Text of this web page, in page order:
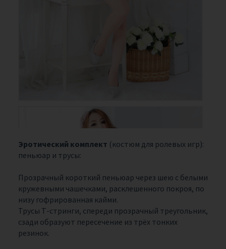
Эротический комплект (костюм для ролевых игр):
пеньюар и трусы:
Прозрачный короткий пеньюар через шею с белыми
кружевными чашечками, расклешенного покроя, по
низу гофрированная кайми.
Трусы Т-стринги, спереди прозрачный треугольник,
сзади образуют пересечение из трёх тонких
резинок.